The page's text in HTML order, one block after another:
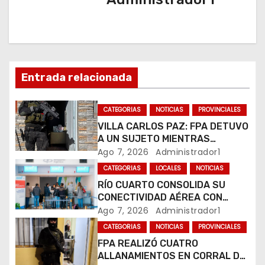
ó
n
d
e
e
n
t
r
a
Entrada relacionada
CATEGORIAS NOTICIAS PROVINCIALES
VILLA CARLOS PAZ: FPA DETUVO
A UN SUJETO MIENTRAS
COMERCIALIZABA COCAÍNA Y
MARIHUANA EN UNA PLAZA
Ago 7, 2026 Administrador1
CATEGORIAS LOCALES NOTICIAS
RÍO CUARTO CONSOLIDA SU
CONECTIVIDAD AÉREA CON
CUATRO VUELOS SEMANALES A
BUENOS AIRES
Ago 7, 2026 Administrador1
CATEGORIAS NOTICIAS PROVINCIALES
FPA REALIZÓ CUATRO
ALLANAMIENTOS EN CORRAL DE